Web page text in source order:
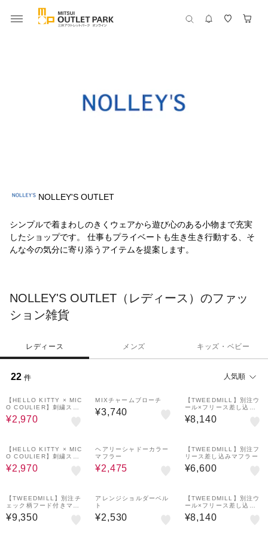
NOLLEY'S OUTLET
シンプルで着まわしのきくウェアから遊び心のある小物まで充実
したショップです。 仕事もプライベートも生き生き行動する、そ
んな今の気分に寄り添うアイテムを提案します。
NOLLEY'S OUTLET（レディース）のファッ
ション雑貨
レディース メンズ キッズ・ベビー
22 件 人気順
【HELLO KITTY × MIC
O COULIER】刺繍スト
ール
¥2,970
MIXチャームブローチ
¥3,740
【TWEEDMILL】別注ウ
ール×フリース差し込み
マフラー
¥8,140
【HELLO KITTY × MIC
O COULIER】刺繍スト
ール
¥2,970
ヘアリーシャドーカラー
マフラー
¥2,475
【TWEEDMILL】別注フ
リース差し込みマフラー
¥6,600
【TWEEDMILL】別注チ
ェック柄フード付きマフ
ラー
¥9,350
アレンジショルダーベル
ト
¥2,530
【TWEEDMILL】別注ウ
ール×フリース差し込み
マフラー
¥8,140